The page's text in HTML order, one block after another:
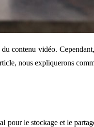
contenu vidéo.
nous expliquerons
le stockage et le